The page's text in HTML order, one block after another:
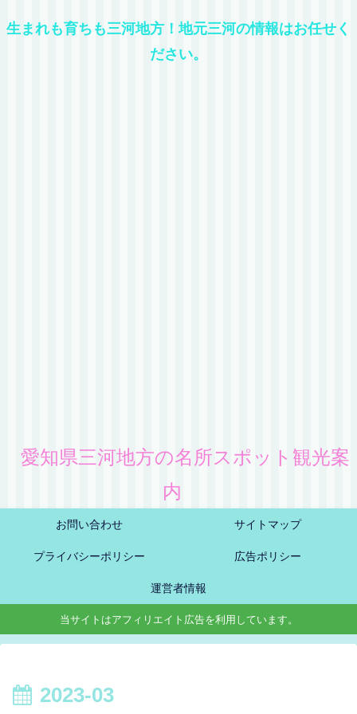
生まれも育ちも三河地方！地元三河の情報はお任せく
ださい。
愛知県三河地方の名所スポット観光案
内
お問い合わせ サイトマップ
プライバシーポリシー 広告ポリシー
運営者情報
当サイトはアフィリエイト広告を利用しています。
2023-03